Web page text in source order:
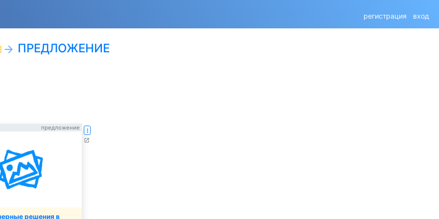
регистрация вход
arrow_forward ПРЕДЛОЖЕНИЕ
предложение
решения в
more_vert
open_in_new